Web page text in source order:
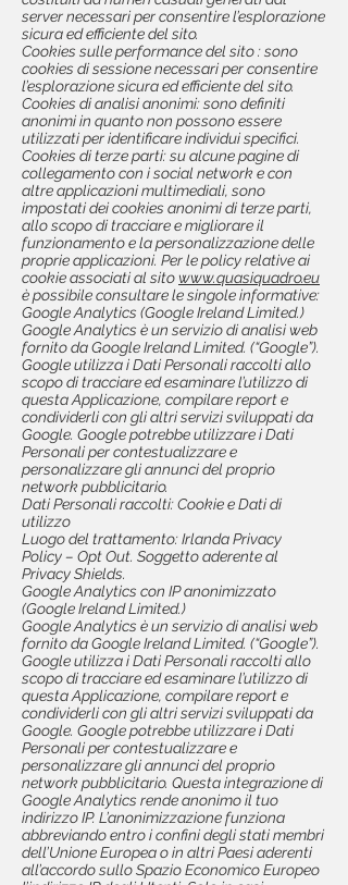
server necessari per consentire l’esplorazione
sicura ed efficiente del sito.
Cookies sulle performance del sito : sono
cookies di sessione necessari per consentire
l’esplorazione sicura ed efficiente del sito.
Cookies di analisi anonimi: sono definiti
anonimi in quanto non possono essere
utilizzati per identificare individui specifici.
Cookies di terze parti: su alcune pagine di
collegamento con i social network e con
altre applicazioni multimediali, sono
impostati dei cookies anonimi di terze parti,
allo scopo di tracciare e migliorare il
funzionamento e la personalizzazione delle
proprie applicazioni. Per le policy relative ai
cookie associati al sito www.quasiquadro.eu
è possibile consultare le singole informative:
Google Analytics (Google Ireland Limited.)
Google Analytics è un servizio di analisi web
fornito da Google Ireland Limited. (“Google”).
Google utilizza i Dati Personali raccolti allo
scopo di tracciare ed esaminare l’utilizzo di
questa Applicazione, compilare report e
condividerli con gli altri servizi sviluppati da
Google. Google potrebbe utilizzare i Dati
Personali per contestualizzare e
personalizzare gli annunci del proprio
network pubblicitario.
Dati Personali raccolti: Cookie e Dati di
utilizzo
Luogo del trattamento: Irlanda Privacy
Policy – Opt Out. Soggetto aderente al
Privacy Shields.
Google Analytics con IP anonimizzato
(Google Ireland Limited.)
Google Analytics è un servizio di analisi web
fornito da Google Ireland Limited. (“Google”).
Google utilizza i Dati Personali raccolti allo
scopo di tracciare ed esaminare l’utilizzo di
questa Applicazione, compilare report e
condividerli con gli altri servizi sviluppati da
Google. Google potrebbe utilizzare i Dati
Personali per contestualizzare e
personalizzare gli annunci del proprio
network pubblicitario. Questa integrazione di
Google Analytics rende anonimo il tuo
indirizzo IP. L’anonimizzazione funziona
abbreviando entro i confini degli stati membri
dell’Unione Europea o in altri Paesi aderenti
all’accordo sullo Spazio Economico Europeo